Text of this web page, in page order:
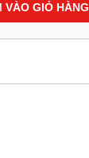
VÀO GIỎ HÀNG